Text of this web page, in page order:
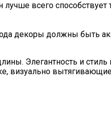
лучше всего
декоры должны быть
Элегантность и
визуально вытягивающие